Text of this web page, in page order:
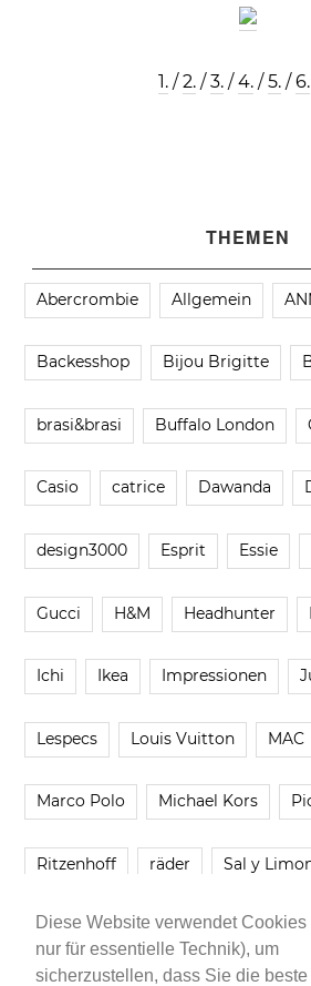
Diese Website verwendet Cookies
nur für essentielle Technik), um
sicherzustellen, dass Sie die beste
1. /2. /3. /4. /5. /6.
THEMEN
Abercrombie Allgemein
Backesshop Bijou Brigitte
brasi&brasi Buffalo London
Casio catrice Dawanda
design3000 Esprit Essie
Gucci H&M Headhunter
Ichi Ikea Impressionen
Lespecs Louis Vuitton MAC
Marco Polo Michael Kors
Ritzenhoff räder Sal y
Smartbuyglasses smash!